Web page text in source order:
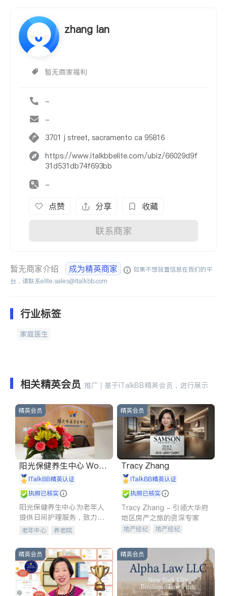
zhang lan
暂无商家福利
-
-
3701 j street, sacramento ca 95816
https://www.italkbbelite.com/ubiz/66029d9f
31d531db74f693bb
-
点赞 分享 收藏
联系商家
暂无商家介绍 成为精英商家
如果不想放置信息在我们的平
台，请联系elite.sales@italkbb.com
行业标签
家庭医生
相关精英会员 推广 | 基于iTalkBB精英会员，进行展示
精英会员
阳光保健养生中心 World
shine
iTalkBB精英认证
执照已核实
阳光保健养生中心为老年人
提供日间护理服务，致力于
通过持续的护理创新来有效
老年中心 养老院
精英会员
Tracy Zhang
iTalkBB精英认证
执照已核实
Tracy Zhang - 引领大华府
地区房产之旅的资深专家
地产经纪
地产经纪
商铺租售
精英会员 精英会员